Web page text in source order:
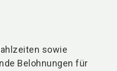
sowie
Belohnungen für